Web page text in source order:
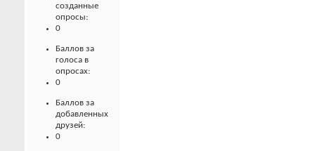
созданные
опросы:
0
Баллов за
голоса в
опросах:
0
Баллов за
добавленных
друзей:
0